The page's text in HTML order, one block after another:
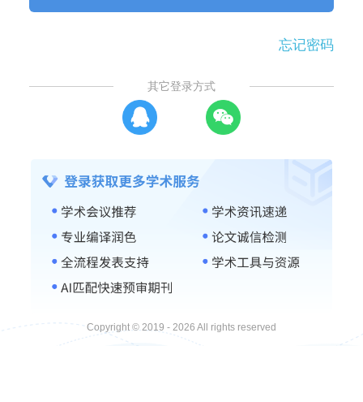
忘记密码
其它登录方式
Copyright © 2019 - 2026 All rights reserved